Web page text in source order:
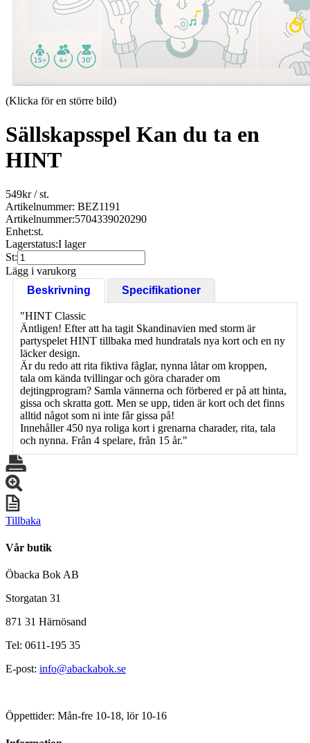
(Klicka för en större bild)
Sällskapsspel Kan du ta en
HINT
549kr/ st.
Artikelnummer: BEZ1191
Artikelnummer:5704339020290
Enhet:st.
Lagerstatus:I lager
St:
Lägg i varukorg
Beskrivning
Specifikationer
"HINT Classic
Äntligen! Efter att ha tagit Skandinavien med storm är
partyspelet HINT tillbaka med hundratals nya kort och en ny
läcker design.
Är du redo att rita fiktiva fåglar, nynna låtar om kroppen,
tala om kända tvillingar och göra charader om
dejtingprogram? Samla vännerna och förbered er på att hinta,
gissa och skratta gott. Men se upp, tiden är kort och det finns
alltid något som ni inte får gissa på!
Innehåller 450 nya roliga kort i grenarna charader, rita, tala
och nynna. Från 4 spelare, från 15 år."
Tillbaka
Vår butik
Öbacka Bok AB
Storgatan 31
871 31 Härnösand
Tel: 0611-195 35
E-post: info@abackabok.se
Öppettider: Mån-fre 10-18, lör 10-16